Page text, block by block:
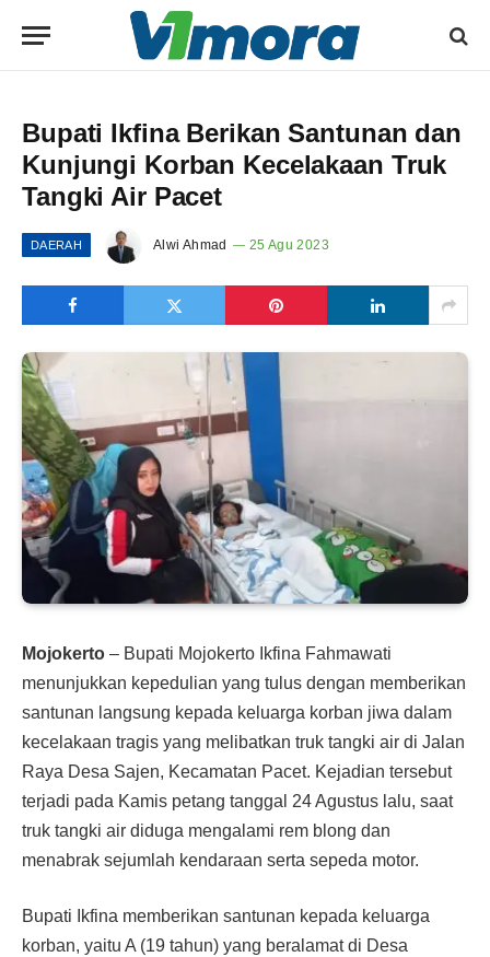
Bupati Ikfina Berikan Santunan dan
Kunjungi Korban Kecelakaan Truk
Tangki Air Pacet
DAERAH Alwi Ahmad 25 Agu 2023
Mojokerto – Bupati Mojokerto Ikfina Fahmawati
menunjukkan kepedulian yang tulus dengan memberikan
santunan langsung kepada keluarga korban jiwa dalam
kecelakaan tragis yang melibatkan truk tangki air di Jalan
Raya Desa Sajen, Kecamatan Pacet. Kejadian tersebut
terjadi pada Kamis petang tanggal 24 Agustus lalu, saat
truk tangki air diduga mengalami rem blong dan
menabrak sejumlah kendaraan serta sepeda motor.
Bupati Ikfina memberikan santunan kepada keluarga
korban, yaitu A (19 tahun) yang beralamat di Desa